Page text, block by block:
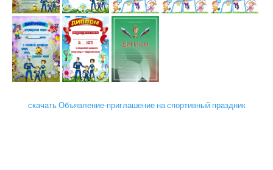
скачать Объявление-приглашение на спортивный праздник